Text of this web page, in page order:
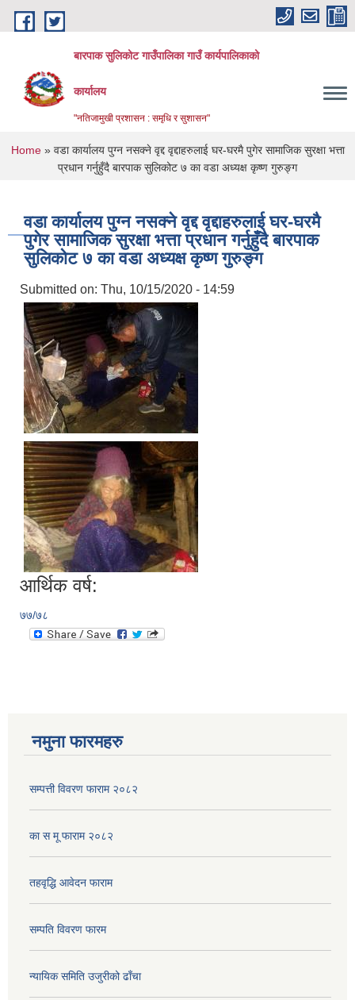
Skip to main content
बारपाक सुलिकोट गाउँपालिका गाउँ कार्यपालिकाको
कार्यालय
"नतिजामुखी प्रशासन : समृधि र सुशासन"
You are here
Home» वडा कार्यालय पुग्न नसक्ने वृद्द वृद्दाहरुलाई घर-घरमै पुगेर सामाजिक सुरक्षा भत्ता
प्रधान गर्नुहुँदै बारपाक सुलिकोट ७ का वडा अध्यक्ष कृष्ण गुरुङ्ग
वडा कार्यालय पुग्न नसक्ने वृद्द वृद्दाहरुलाई घर-घरमै
पुगेर सामाजिक सुरक्षा भत्ता प्रधान गर्नुहुँदै बारपाक
सुलिकोट ७ का वडा अध्यक्ष कृष्ण गुरुङ्ग
Submitted on: Thu, 10/15/2020 - 14:59
आर्थिक वर्ष:
७७/७८
नमुना फारमहरु
सम्पत्ती विवरण फाराम २०८२
का स मू फाराम २०८२
तहवृद्धि आवेदन फाराम
सम्पति विवरण फारम
न्यायिक समिति उजुरीको ढाँचा